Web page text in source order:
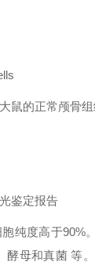
鼠的正常颅骨组
鉴定报告
纯度高于90%
酵母和真菌 等